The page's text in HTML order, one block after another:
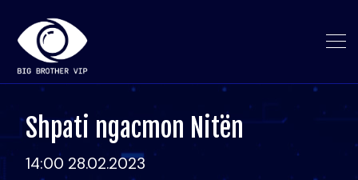
Shpati ngacmon Nitën
14:00 28.02.2023